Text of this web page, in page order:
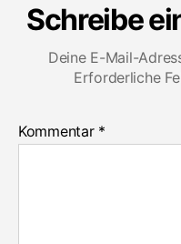
Schreibe
Deine E-Mail-
Erforderliche
Kommentar *